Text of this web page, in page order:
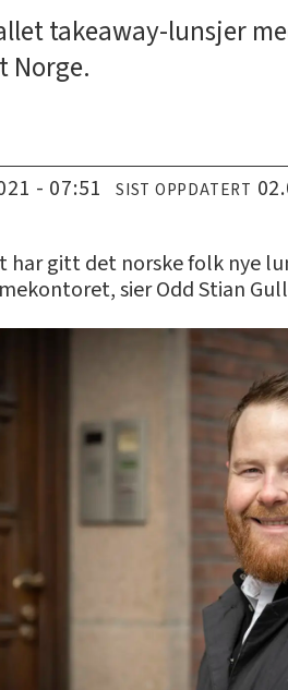
takeaway-lunsjer
Norge.
- 07:51 SIST OPPDATERT
har gitt det norske folk nye
sier Odd Stian